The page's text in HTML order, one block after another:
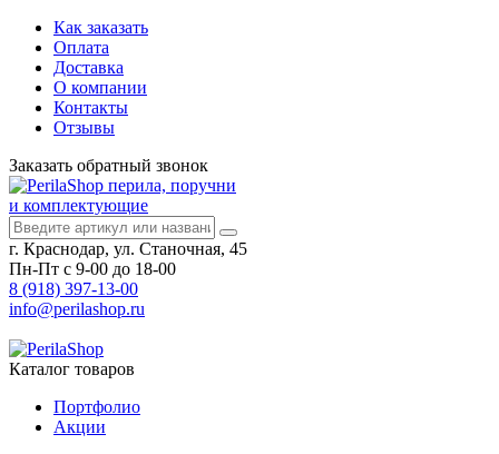
Как заказать
Оплата
Доставка
О компании
Контакты
Отзывы
Заказать обратный звонок
перила, поручни
и комплектующие
г. Краснодар, ул. Станочная, 45
Пн-Пт с 9-00 до 18-00
8 (918) 397-13-00
info@perilashop.ru
Каталог товаров
Портфолио
Акции